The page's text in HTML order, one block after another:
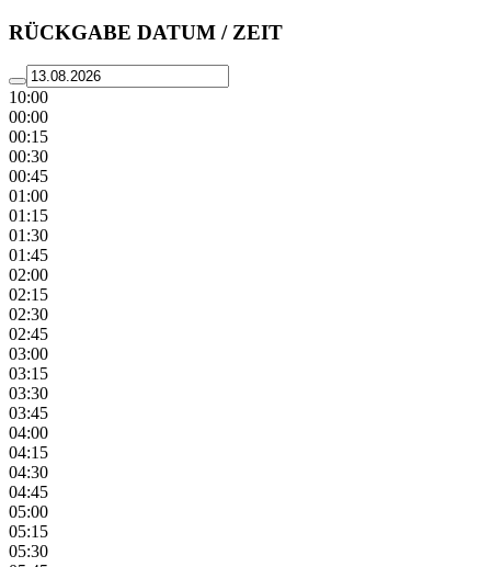
RÜCKGABE DATUM / ZEIT
10:00
00:00
00:15
00:30
00:45
01:00
01:15
01:30
01:45
02:00
02:15
02:30
02:45
03:00
03:15
03:30
03:45
04:00
04:15
04:30
04:45
05:00
05:15
05:30